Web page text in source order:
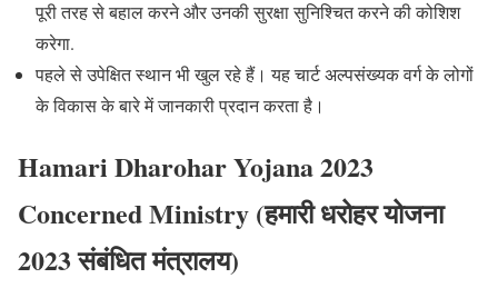
पूरी तरह से बहाल करने और उनकी सुरक्षा सुनिश्चित करने की कोशिश
करेगा.
पहले से उपेक्षित स्थान भी खुल रहे हैं। यह चार्ट अल्पसंख्यक वर्ग के लोगों
के विकास के बारे में जानकारी प्रदान करता है।
Hamari Dharohar Yojana 2023
Concerned Ministry (हमारी धरोहर योजना
2023 संबंधित मंत्रालय)